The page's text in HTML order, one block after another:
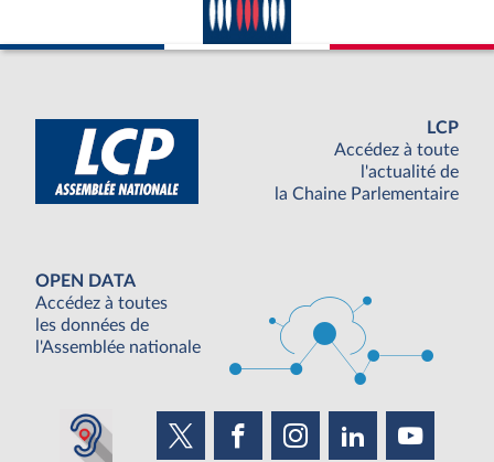
LCP
Accédez à toute
l'actualité de
la Chaine Parlementaire
OPEN DATA
Accédez à toutes
les données de
l'Assemblée nationale